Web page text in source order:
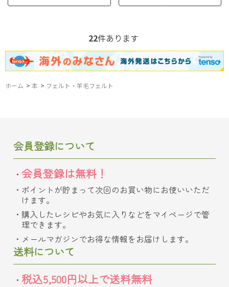
22件あります
ホーム > 本 > フェルト・羊毛フェルト
会員登録について
会員登録は無料！
ポイントが貯まって次回のお買い物にお使いいただ
けます。
購入したレシピやお気に入りなどをマイページで管
理できます。
メールマガジンでお得な情報をお届けします。
送料について
税込5,500円以上で送料無料